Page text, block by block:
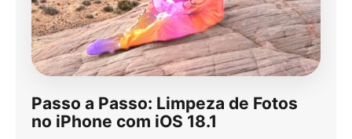
Passo a Passo: Limpeza de Fotos
no iPhone com iOS 18.1